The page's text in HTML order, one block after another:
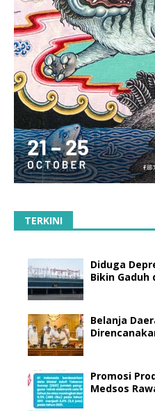
TERKINI
Diduga
Bikin Gaduh
Belanja
Promosi
Medsos